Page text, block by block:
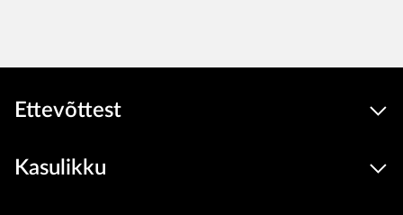
Ettevõttest
Kasulikku